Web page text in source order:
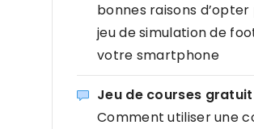
bonnes raisons
jeu de simulation de
votre smartphone
Jeu de courses gratuit
Comment utiliser une